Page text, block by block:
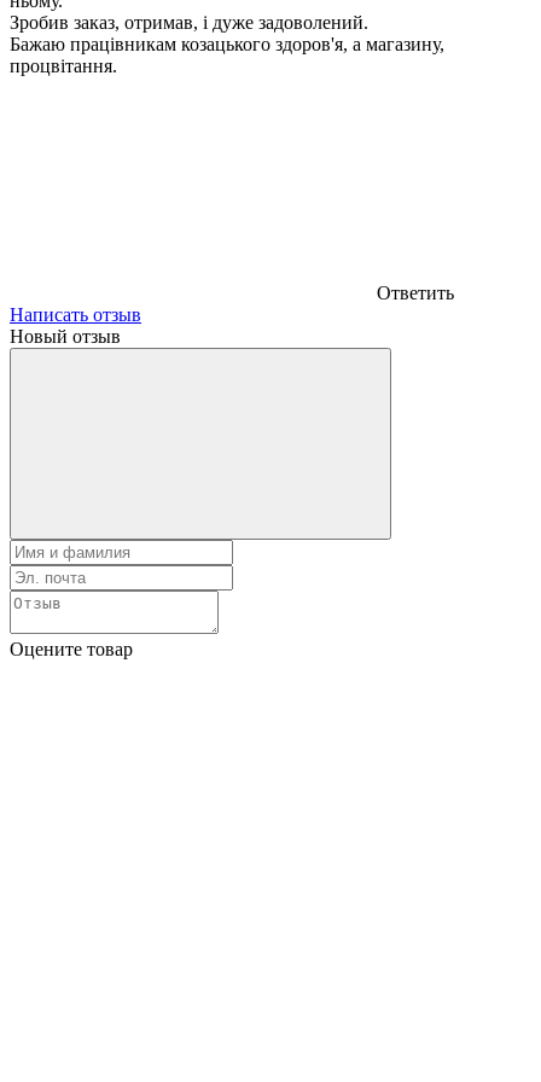
Зробив заказ, отримав, і дуже задоволений.
Бажаю працівникам козацького здоров'я, а магазину,
процвітання.
Ответить
Написать отзыв
Новый отзыв
Оцените товар